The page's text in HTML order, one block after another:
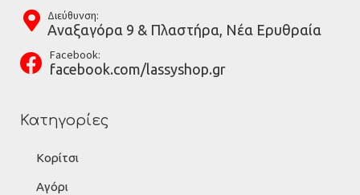
Διεύθυνση:
Αναξαγόρα 9 & Πλαστήρα, Νέα Ερυθραία
Facebook:
facebook.com/lassyshop.gr
Κατηγορίες
Κορίτσι
Αγόρι